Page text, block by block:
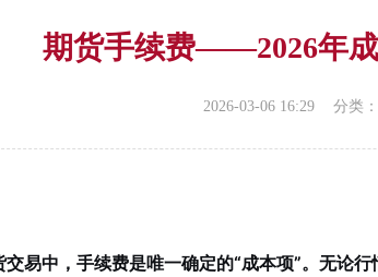
期货手续费——2026年
2026-03-06 16:29 分类：
交易中，手续费是唯一确定的“成本项”。无论